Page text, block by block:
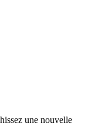
une nouvelle